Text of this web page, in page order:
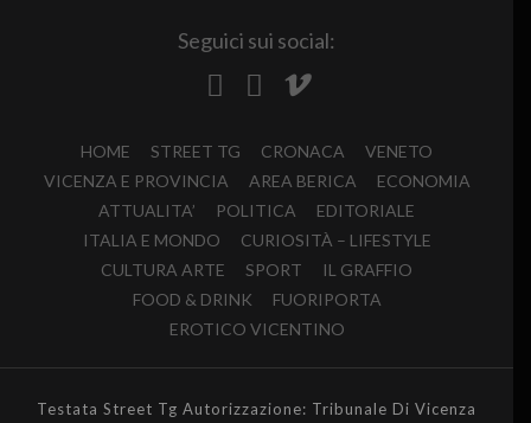
Seguici sui social:
HOME STREET TG CRONACA
VENETO
VICENZA E PROVINCIA
AREA BERICA
ECONOMIA
ATTUALITA’
POLITICA
EDITORIALE
ITALIA E MONDO
CURIOSITÀ – LIFESTYLE
CULTURA ARTE
SPORT
IL GRAFFIO
FOOD & DRINK
FUORIPORTA
EROTICO VICENTINO
Testata Street Tg Autorizzazione: Tribunale Di Vicenza